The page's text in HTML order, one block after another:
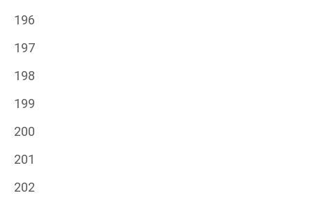
196
197
198
199
200
201
202